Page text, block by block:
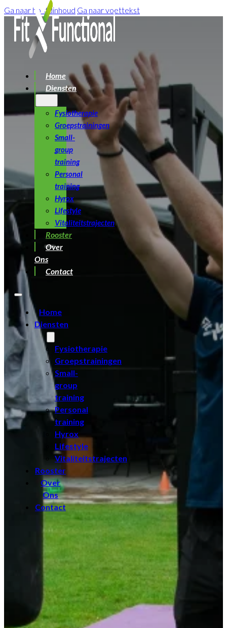
Ga naar hoofdinhoud Ga naar voettekst
Home
Diensten
Fysiotherapie
Groepstrainingen
Small-
group
training
Personal
training
Hyrox
Lifestyle
Vitaliteitstrajecten
Rooster
Over
Ons
Contact
Home
Diensten
Fysiotherapie
Groepstrainingen
Small-
group
training
Personal
training
Hyrox
Lifestyle
Vitaliteitstrajecten
Rooster
Over
Ons
Contact